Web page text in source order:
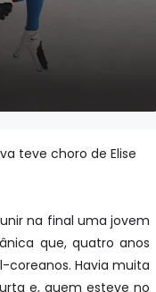
teve choro de Elise
na final uma jovem
que, quatro anos
Havia muita
e, quem esteve no